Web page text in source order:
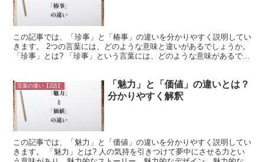
この記事では、「珍事」と「椿事」の違いを分かりやすく説明してい
きます。 2つの言葉には、どのような意味と違いがあるでしょうか。
「珍事」とは? 「珍事」という言葉には、どのような意味があるでし
言葉の違い【2語】
「魅力」と「価値」の違いとは？
分かりやすく解釈
この記事では、「魅力」と「価値」の違いを分かりやすく説明してい
きます。 「魅力」とは? 人の気持を引きつけて夢中にさせる力とい